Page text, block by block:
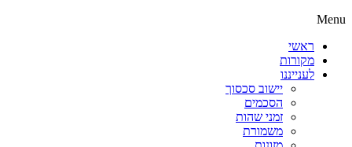
Menu
ראשי
מקורות
לענייננו
יישוב סכסוך
הסכמים
זמני שהות
משמורת